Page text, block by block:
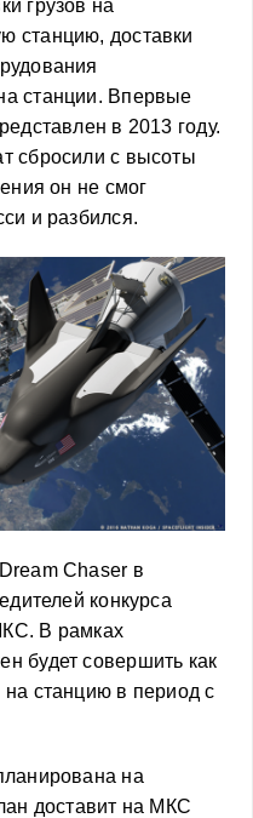
грузов на
станцию, доставки
станции. Впервые
в 2013 году.
сбросили с высоты
он не смог
и разбился.
Chaser в
конкурса
В рамках
будет совершить как
станцию в период с
на
доставит на МКС